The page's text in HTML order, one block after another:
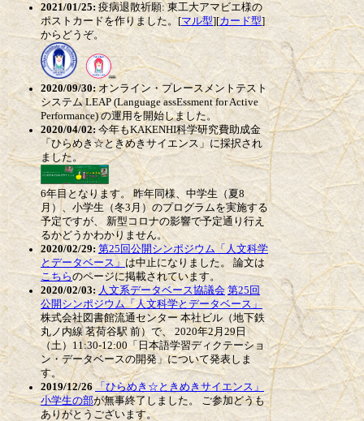
2021/01/25: 疫病退散祈願: 東工大アマビエ様の
ポストカードを作りました。[マル型][カード型]
からどうぞ。
2020/09/30:オンライン・プレースメントテスト
システム LEAP (Language assEssment for Active
Performance) の運用を開始しました。
2020/04/02: 今年もKAKENHI科学研究費助成金
「ひらめき☆ときめきサイエンス」に採択され
ました。
6年目となります。 昨年同様、中学生（夏8
月）、小学生（冬3月）のプログラムを実施する
予定ですが、 新型コロナの影響で予定通り行え
るかどうかわかりません。
2020/02/29: 第25回公開シンポジウム「人文科学
とデータベース」 は中止になりました。 論文は
こちらのページに掲載されています。
2020/02/03: 人文系データベース協議会 第25回
公開シンポジウム「人文科学とデータベース」
株式会社図書館流通センター 本社ビル（地下鉄
丸ノ内線 茗荷谷駅 前）で、 2020年2月29日
（土）11:30-12:00「日本語学習ディクテーショ
ン・データベースの開発」について発表しま
す。
2019/12/26 「ひらめき☆ときめきサイエンス」
小学生の部が無事終了しました。 ご参加どうも
ありがとうございます。